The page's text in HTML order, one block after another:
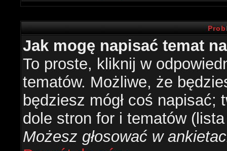
Jak mogę napisać temat
To proste, kliknij w
tematów. Możliwe, że
będziesz mógł coś
dole stron for i tematów
Możesz głosować w